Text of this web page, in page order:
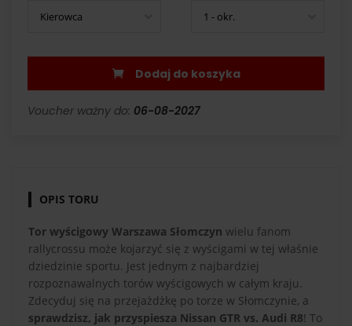
Kierowca 1 - okr.
Dodaj do koszyka
Voucher ważny do: 06-08-2027
OPIS TORU
Tor wyścigowy Warszawa Słomczyn wielu fanom
rallycrossu może kojarzyć się z wyścigami w tej właśnie
dziedzinie sportu. Jest jednym z najbardziej
rozpoznawalnych torów wyścigowych w całym kraju.
Zdecyduj się na przejażdżkę po torze w Słomczynie, a
sprawdzisz, jak przyspiesza Nissan GTR vs. Audi R8! To